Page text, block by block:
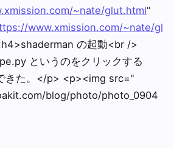
~nate/glut.html"
www.xmission.com/~nate/gl
の起動<br />
というのをクリックする
きた。</p> <p><img src="